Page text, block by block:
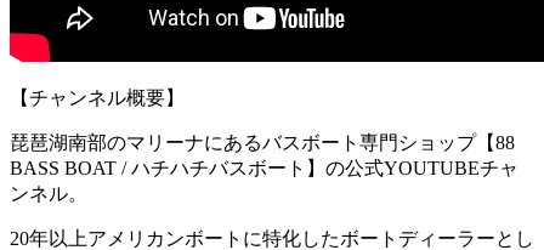
【チャンネル概要】
琵琶湖南部のマリーナにあるバスボート専門ショップ【88
BASS BOAT / ハチハチバスボート】の公式YOUTUBEチャ
ンネル。
20年以上アメリカンボートに特化したボートディーラーとし